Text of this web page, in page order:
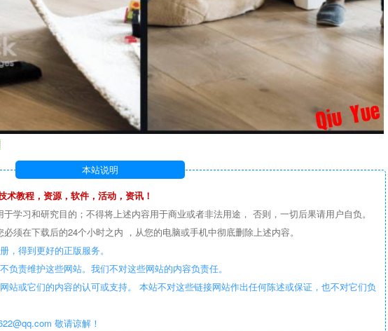
本站说明
术教程，资源，软件，活动，资讯！
学习和研究目的；不得将上述内容用于商业或者非法用途， 否则，一切后果请用户自负。
须在下载后的24个小时之内 ，从您的电脑或手机中彻底删除上述内容。
，得到更好的正版服务。
责维护这些网站。我们不对这些网站的内容负责任。
站或它们的内容的认可或支持。 本站不对这些链接网站作出任何陈述或保证，也不对它们负
敬请谅解！